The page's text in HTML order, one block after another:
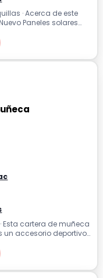
· Acerca de este
Paneles solares
fuente de pájaros ...
Esta cartera de muñeca
un accesorio deportivo
ideal para lle...